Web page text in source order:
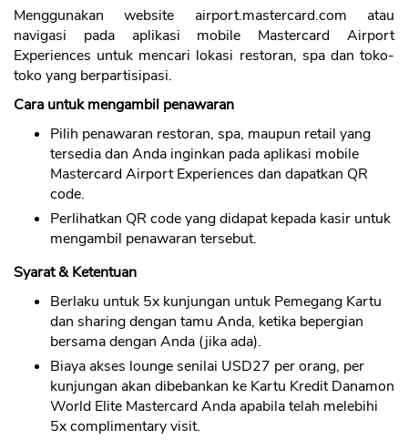
Menggunakan website airport.mastercard.com atau
navigasi pada aplikasi mobile Mastercard Airport
Experiences untuk mencari lokasi restoran, spa dan toko-
toko yang berpartisipasi.
Cara untuk mengambil penawaran
Pilih penawaran restoran, spa, maupun retail yang
tersedia dan Anda inginkan pada aplikasi mobile
Mastercard Airport Experiences dan dapatkan QR
code.
Perlihatkan QR code yang didapat kepada kasir untuk
mengambil penawaran tersebut.
Syarat & Ketentuan
Berlaku untuk 5x kunjungan untuk Pemegang Kartu
dan sharing dengan tamu Anda, ketika bepergian
bersama dengan Anda (jika ada).
Biaya akses lounge senilai USD27 per orang, per
kunjungan akan dibebankan ke Kartu Kredit Danamon
World Elite Mastercard Anda apabila telah melebihi
5x complimentary visit.